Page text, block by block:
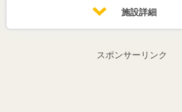
施設詳細
スポンサーリンク